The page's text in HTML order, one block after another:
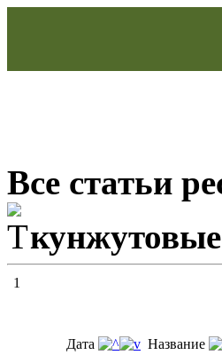
Все статьи
кунжутовые
1
Дата Название